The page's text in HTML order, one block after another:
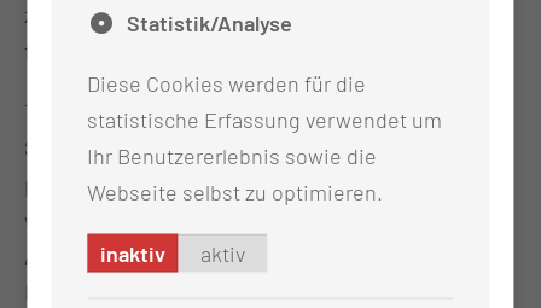
zunehmende Bedeutung internationaler Fachkräfte
für das deutsche Gesundheitswesen wider.
Traditionell begrüßte die Leitung des
Schulzentrums die neuen Auszubildenden
persönlich: Bei einem Rundgang durch die Klassen
wandte sie sich mit einer kurzen Ansprache an die
Auszubildende. Gleichzeitig wurden die
Statistik/Analyse
Diese Cookies werden für die
statistische Erfassung verwendet um
Ihr Benutzererlebnis sowie die
Webseite selbst zu optimieren.
inaktiv aktiv